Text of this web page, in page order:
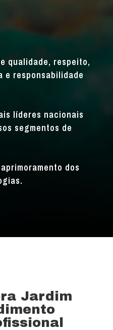
qualidade, respeito,
responsabilidade
líderes nacionais
segmentos de
dos
Jardim